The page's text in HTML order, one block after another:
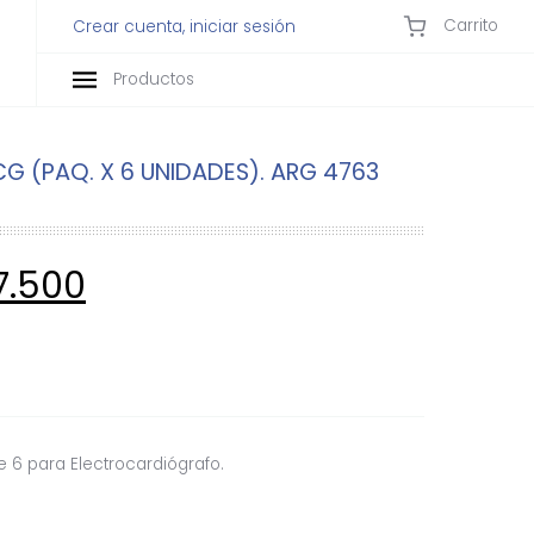
Crear cuenta, iniciar sesión Carrito
Productos
(PAQ. X 6 UNIDADES). ARG 4763
6 para Electrocardiógrafo.